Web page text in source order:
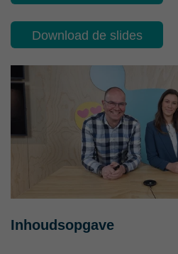
Download de slides
Inhoudsopgave